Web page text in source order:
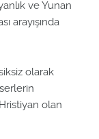
ve Yunan
arayışında
olarak
olan